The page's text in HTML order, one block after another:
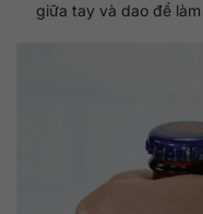
giữa tay và dao để